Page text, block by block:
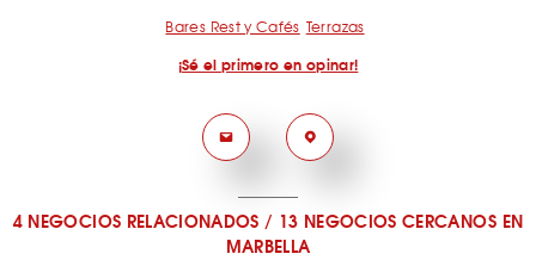
Bares Rest y Cafés Terrazas
¡Sé el primero en opinar!
4 NEGOCIOS RELACIONADOS / 13 NEGOCIOS CERCANOS EN
MARBELLA